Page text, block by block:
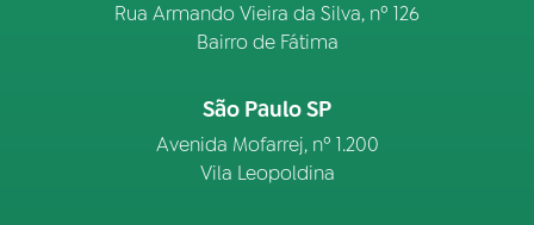
Rua Armando Vieira da Silva, nº 126
Bairro de Fátima
São Paulo SP
Avenida Mofarrej, nº 1.200
Vila Leopoldina